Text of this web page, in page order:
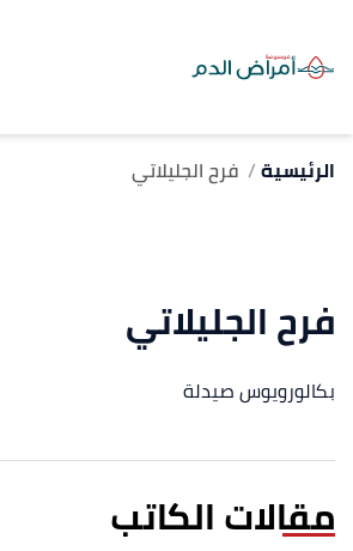
الرئيسية فرح الجليلاتي
فرح الجليلاتي
بكالورويوس صيدلة
مقالات الكاتب